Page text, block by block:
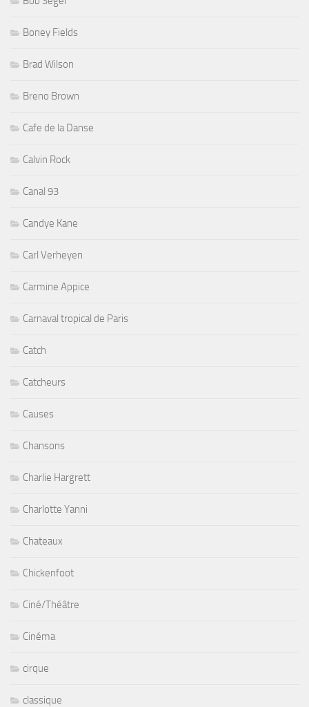
Boney Fields
Brad Wilson
Breno Brown
Cafe de la Danse
Calvin Rock
Canal 93
Candye Kane
Carl Verheyen
Carmine Appice
Carnaval tropical de Paris
Catch
Catcheurs
Causes
Chansons
Charlie Hargrett
Charlotte Yanni
Chateaux
Chickenfoot
Ciné/Théâtre
Cinéma
cirque
classique